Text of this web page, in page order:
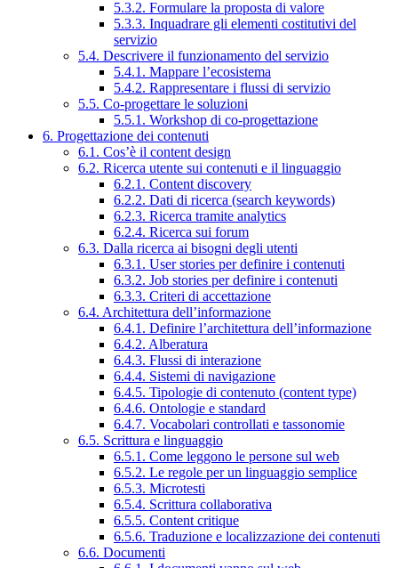
5.3.2. Formulare la proposta di valore
5.3.3. Inquadrare gli elementi costitutivi del
servizio
5.4. Descrivere il funzionamento del servizio
5.4.1. Mappare l’ecosistema
5.4.2. Rappresentare i flussi di servizio
5.5. Co-progettare le soluzioni
5.5.1. Workshop di co-progettazione
6. Progettazione dei contenuti
6.1. Cos’è il content design
6.2. Ricerca utente sui contenuti e il linguaggio
6.2.1. Content discovery
6.2.2. Dati di ricerca (search keywords)
6.2.3. Ricerca tramite analytics
6.2.4. Ricerca sui forum
6.3. Dalla ricerca ai bisogni degli utenti
6.3.1. User stories per definire i contenuti
6.3.2. Job stories per definire i contenuti
6.3.3. Criteri di accettazione
6.4. Architettura dell’informazione
6.4.1. Definire l’architettura dell’informazione
6.4.2. Alberatura
6.4.3. Flussi di interazione
6.4.4. Sistemi di navigazione
6.4.5. Tipologie di contenuto (content type)
6.4.6. Ontologie e standard
6.4.7. Vocabolari controllati e tassonomie
6.5. Scrittura e linguaggio
6.5.1. Come leggono le persone sul web
6.5.2. Le regole per un linguaggio semplice
6.5.3. Microtesti
6.5.4. Scrittura collaborativa
6.5.5. Content critique
6.5.6. Traduzione e localizzazione dei contenuti
6.6. Documenti